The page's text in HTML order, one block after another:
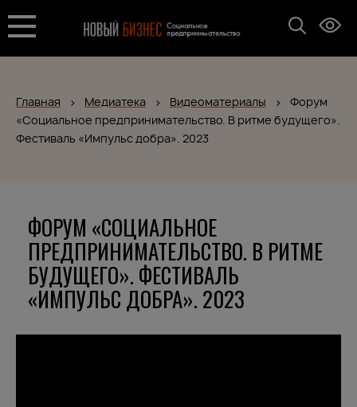
Главная Медиатека Видеоматериалы
Форум
«Социальное предпринимательство. В ритме будущего».
Фестиваль «Импульс добра». 2023
ФОРУМ «СОЦИАЛЬНОЕ
ПРЕДПРИНИМАТЕЛЬСТВО. В РИТМЕ
БУДУЩЕГО». ФЕСТИВАЛЬ
«ИМПУЛЬС ДОБРА». 2023